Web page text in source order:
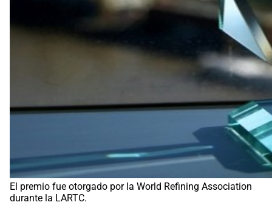
El premio fue otorgado por la World Refining Association
durante la LARTC.